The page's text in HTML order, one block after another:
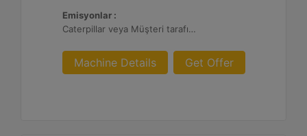
Emisyonlar :
Caterpillar veya Müşteri tarafından sağlanan AFRC ve Atık Arıtma ile 0,1 g ve 0,5 g/bhp-sa. NOx
Machine Details Get Offer